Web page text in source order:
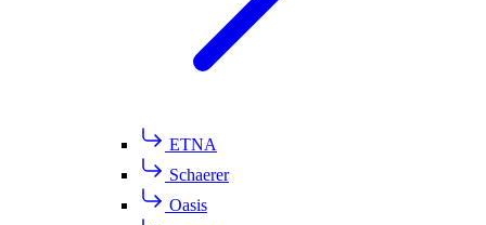
ETNA
Schaerer
Oasis